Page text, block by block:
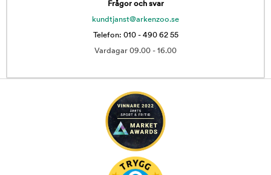
Frågor och svar
kundtjanst@arkenzoo.se
Telefon: 010 - 490 62 55
Vardagar 09.00 - 16.00